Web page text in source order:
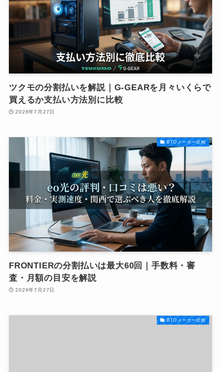
ツクモの分割払いを解説｜G-GEARを月々いくらで
買えるか支払い方法別に比較
2026年7月27日
BTOメーカー比較
FRONTIERの分割払いは最大60回｜手数料・審
査・月額の目安を解説
2026年7月27日
BTOメーカー比較